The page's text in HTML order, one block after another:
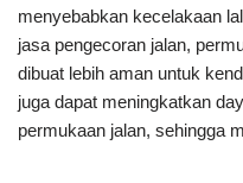
menyebabkan kecelakaan
jasa pengecoran jalan,
dibuat lebih aman untuk
juga dapat meningkatkan
permukaan jalan, sehingga